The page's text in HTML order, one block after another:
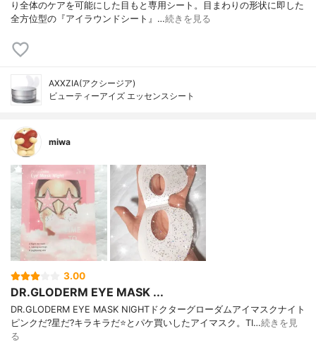
り全体のケアを可能にした目もと専用シート。目まわりの形状に即した
全方位型の『アイラウンドシート』…続きを見る
AXXZIA(アクシージア)
ビューティーアイズ エッセンスシート
miwa
3.00
DR.GLODERM EYE MASK ...
DR.GLODERM EYE MASK NIGHTドクターグローダムアイマスクナイト
ピンクだ?星だ?キラキラだ⭐️とパケ買いしたアイマスク。TI…続きを見
る